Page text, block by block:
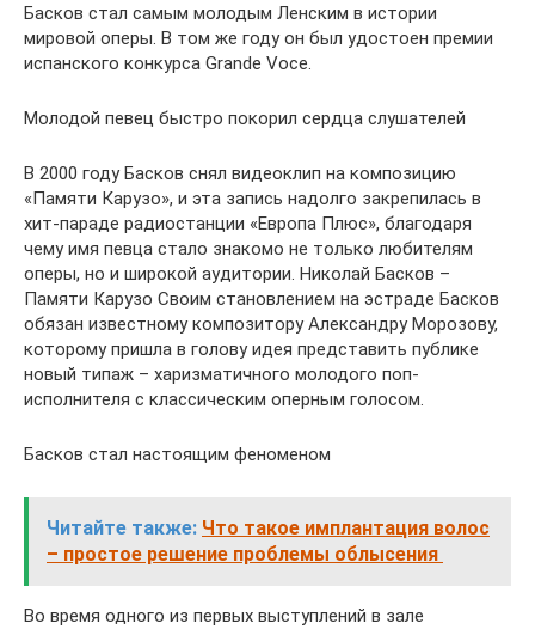
Басков стал самым молодым Ленским в истории
мировой оперы. В том же году он был удостоен премии
испанского конкурса Grande Voce.
Молодой певец быстро покорил сердца слушателей
В 2000 году Басков снял видеоклип на композицию
«Памяти Карузо», и эта запись надолго закрепилась в
хит-параде радиостанции «Европа Плюс», благодаря
чему имя певца стало знакомо не только любителям
оперы, но и широкой аудитории. Николай Басков –
Памяти Карузо Своим становлением на эстраде Басков
обязан известному композитору Александру Морозову,
которому пришла в голову идея представить публике
новый типаж – харизматичного молодого поп-
исполнителя с классическим оперным голосом.
Басков стал настоящим феноменом
Читайте также: Что такое имплантация волос
– простое решение проблемы облысения
Во время одного из первых выступлений в зале